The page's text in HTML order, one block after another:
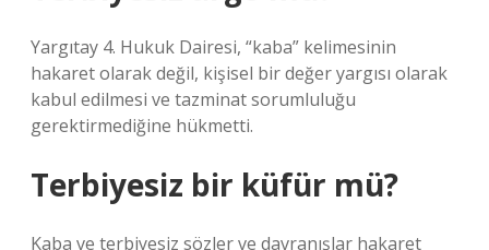
Yargıtay 4. Hukuk Dairesi, “kaba” kelimesinin
hakaret olarak değil, kişisel bir değer yargısı olarak
kabul edilmesi ve tazminat sorumluluğu
gerektirmediğine hükmetti.
Terbiyesiz bir küfür mü?
Kaba ve terbiyesiz sözler ve davranışlar hakaret